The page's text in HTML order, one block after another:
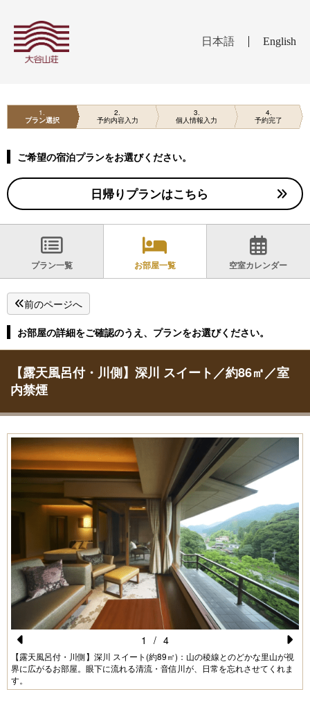
日本語 English
1
プラン選択
2
予約内容入力
3
個人情報入力
4
予約完了
ご希望の宿泊プランをお選びください。
日帰りプランはこちら
プラン一覧 お部屋一覧 空室カレンダー
前のページへ
お部屋の詳細をご確認のうえ、プランをお選びください。
【露天風呂付・川側】深川 スイート／約86㎡／室
内禁煙
Pr
e
【露天風呂付・川側】深川 スイート(約89㎡)：山の稜線とのどかな里山が視
界に広がるお部屋。眼下に流れる清流・音信川が、日常を忘れさせてくれま
す。
N
e
1 / 4